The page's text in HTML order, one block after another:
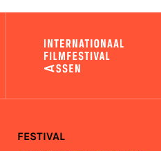
FESTIVAL